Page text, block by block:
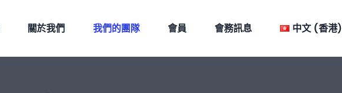
關於我們 我們的團隊 會員 會務訊息 中文 (香港)